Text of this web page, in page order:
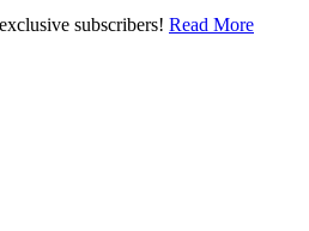
subscribers! Read More